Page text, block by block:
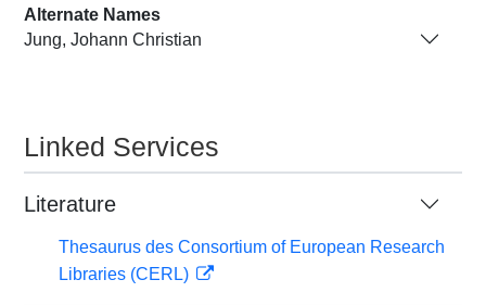
Alternate Names
Jung, Johann Christian
Linked Services
Literature
Thesaurus des Consortium of European Research
Libraries (CERL)